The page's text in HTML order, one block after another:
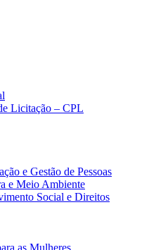
Licitação – CPL
e Gestão de Pessoas
e Meio Ambiente
Social e Direitos
as Mulheres